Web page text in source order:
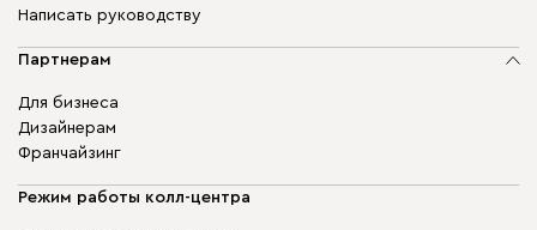
Написать руководству
Партнерам
Для бизнеса
Дизайнерам
Франчайзинг
Режим работы колл-центра